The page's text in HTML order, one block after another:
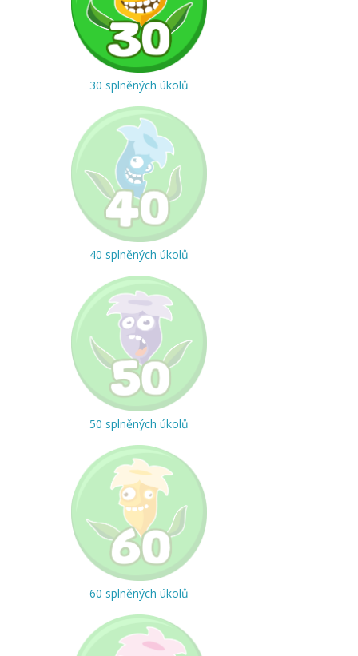
30 splněných úkolů
40 splněných úkolů
50 splněných úkolů
60 splněných úkolů